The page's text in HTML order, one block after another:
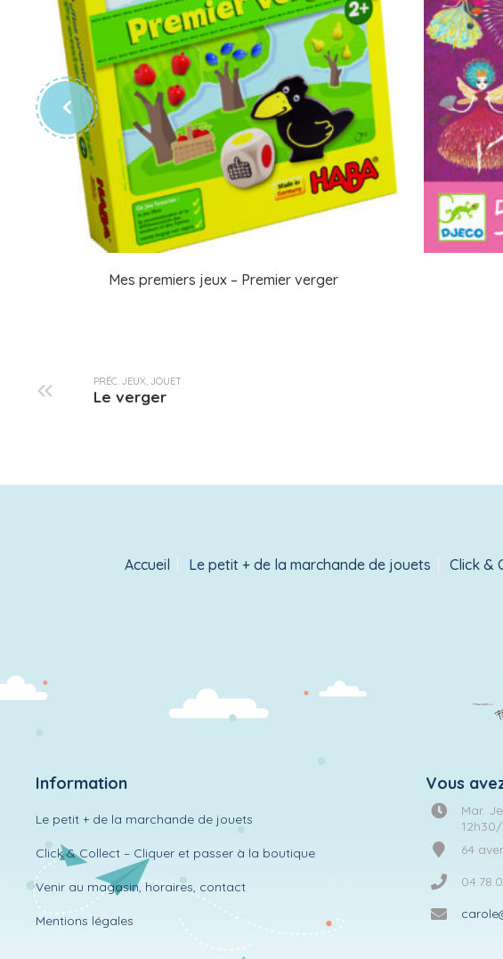
Mes premiers jeux – Premier verger
PRÉC. JEUX, JOUET
Le verger
Accueil Le petit + de la marchande de jouets Click &
Information
Le petit + de la marchande de jouets
Click & Collect – Cliquer et passer à la boutique
Venir au magasin, horaires, contact
Mentions légales
Vous
Mar.
64